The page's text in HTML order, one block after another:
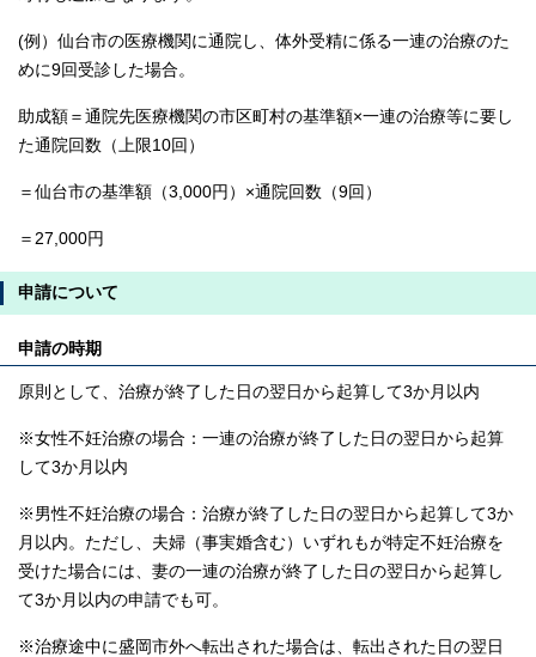
(例）仙台市の医療機関に通院し、体外受精に係る一連の治療のた
めに9回受診した場合。
助成額＝通院先医療機関の市区町村の基準額×一連の治療等に要し
た通院回数（上限10回）
＝仙台市の基準額（3,000円）×通院回数（9回）
＝27,000円
申請について
申請の時期
原則として、治療が終了した日の翌日から起算して3か月以内
※女性不妊治療の場合：一連の治療が終了した日の翌日から起算
して3か月以内
※男性不妊治療の場合：治療が終了した日の翌日から起算して3か
月以内。ただし、夫婦（事実婚含む）いずれもが特定不妊治療を
受けた場合には、妻の一連の治療が終了した日の翌日から起算し
て3か月以内の申請でも可。
※治療途中に盛岡市外へ転出された場合は、転出された日の翌日